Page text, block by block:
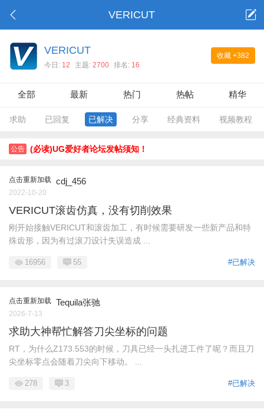
VERICUT
收藏 +382
VERICUT
今日: 12 主题: 2700 排名: 16
全部 最新 热门 热帖 精华
求助 已回复 已解决 分享 经典资料 视频教程
公告 (必读)UG爱好者论坛发帖须知！
点击重新加载 cdj_456
2022-10-20
VERICUT滚齿仿真，没有切削效果
刚开始接触VERICUT和滚齿加工，有时候需要研发一些新产品和特
殊齿形，因为有过滚刀设计失误造成 ...
#已解决
16956 55
点击重新加载 Tequila张驰
2026-7-13
求助大神帮忙解答刀尖坐标的问题
RT，为什么Z173.553的时候，刀具已经一头扎进工件了呢？而且刀
尖坐标零点会随着刀尖向下移动。 ...
#已解决
278 3